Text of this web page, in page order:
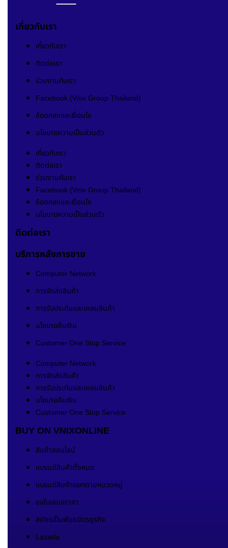
เกี่ยวกับเรา
เกี่ยวกับเรา
ติดต่อเรา
ร่วมงานกับเรา
Facebook (Vnix Group Thailand)
ข้อตกลงและเงื่อนไข
นโยบายความเป็นส่วนตัว
เกี่ยวกับเรา
ติดต่อเรา
ร่วมงานกับเรา
Facebook (Vnix Group Thailand)
ข้อตกลงและเงื่อนไข
นโยบายความเป็นส่วนตัว
ติดต่อเรา
บริการหลังการขาย
Computer Network
การจัดส่งสินค้า
การรับประกันและเคลมสินค้า
นโยบายคืนเงิน
Customer One Stop Service
Computer Network
การจัดส่งสินค้า
การรับประกันและเคลมสินค้า
นโยบายคืนเงิน
Customer One Stop Service
BUY ON VNIXONLINE
สินค้าออนไลน์
แบรนด์สินค้าทั้งหมด
แบรนด์สินค้าแยกตามหมวดหมู่
ขอใบเสนอราคา
สมัครเป็นพันธมิตรธุรกิจ
Lazada